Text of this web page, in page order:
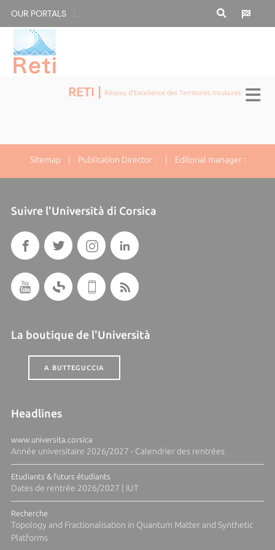
OUR PORTALS :
RETI | Réseau d'Excellence des Territoires Insulaires
Sitemap| Publication Director : | Editorial manager :
Suivre l'Università di Corsica
La boutique de l'Università
A BUTTEGUCCIA
Headlines
www.universita.corsica
Année universitaire 2026/2027 - Calendrier des rentrées
Etudiants & futurs étudiants
Dates de rentrée 2026/2027 | IUT
Recherche
Topology and Fractionalisation in Quantum Matter and Synthetic
Platforms